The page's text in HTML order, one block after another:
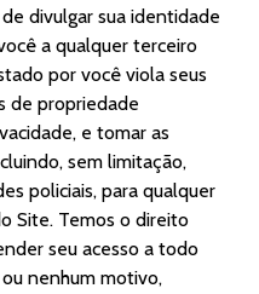
divulgar sua identidade
a qualquer terceiro
por você viola seus
de propriedade
e tomar as
sem limitação,
policiais, para qualquer
Site. Temos o direito
seu acesso a todo
nenhum motivo,